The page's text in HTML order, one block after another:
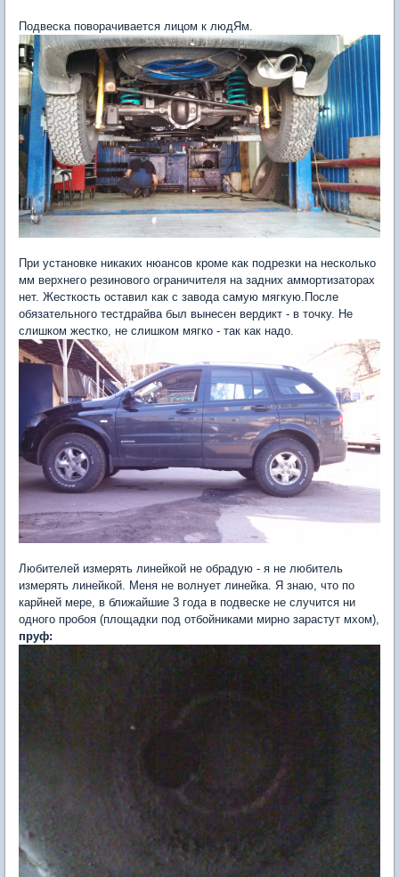
Подвеска поворачивается лицом к людЯм.
При установке никаких нюансов кроме как подрезки на несколько
мм верхнего резинового ограничителя на задних аммортизаторах
нет. Жесткость оставил как с завода самую мягкую.После
обязательного тестдрайва был вынесен вердикт - в точку. Не
слишком жестко, не слишком мягко - так как надо.
Любителей измерять линейкой не обрадую - я не любитель
измерять линейкой. Меня не волнует линейка. Я знаю, что по
карйней мере, в ближайшие 3 года в подвеске не случится ни
одного пробоя (площадки под отбойниками мирно зарастут мхом),
пруф: